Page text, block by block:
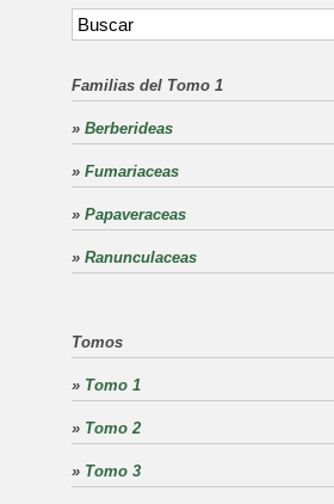
Familias del Tomo 1
» Berberideas
» Fumariaceas
» Papaveraceas
» Ranunculaceas
Tomos
» Tomo 1
» Tomo 2
» Tomo 3